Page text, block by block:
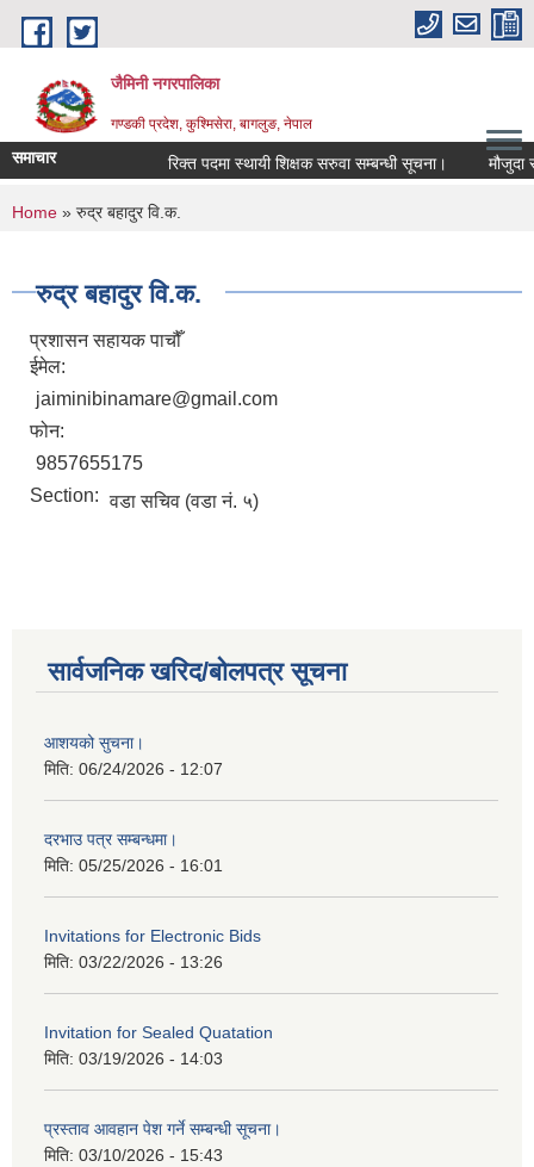
Skip to main content
जैमिनी नगरपालिका
गण्डकी प्रदेश, कुश्मिसेरा, बागलुङ, नेपाल
समाचार रिक्त पदमा स्थायी शिक्षक सरुवा सम्बन्धी सूचना। मौजुदा
You are here
Home » रुद्र बहादुर वि.क.
रुद्र बहादुर वि.क.
प्रशासन सहायक पाचौँ
ईमेल:
jaiminibinamare@gmail.com
फोन:
9857655175
Section: वडा सचिव (वडा नं. ५)
सार्वजनिक खरिद/बोलपत्र सूचना
आशयको सुचना।
मिति: 06/24/2026 - 12:07
दरभाउ पत्र सम्बन्धमा।
मिति: 05/25/2026 - 16:01
Invitations for Electronic Bids
मिति: 03/22/2026 - 13:26
Invitation for Sealed Quatation
मिति: 03/19/2026 - 14:03
प्रस्ताव आवहान पेश गर्ने सम्बन्धी सूचना।
मिति: 03/10/2026 - 15:43